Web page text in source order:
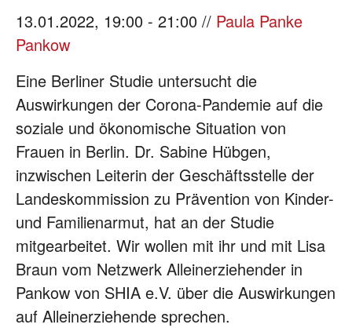
13.01.2022, 19:00 - 21:00 // Paula Panke
Pankow
Eine Berliner Studie untersucht die
Auswirkungen der Corona-Pandemie auf die
soziale und ökonomische Situation von
Frauen in Berlin. Dr. Sabine Hübgen,
inzwischen Leiterin der Geschäftsstelle der
Landeskommission zu Prävention von Kinder-
und Familienarmut, hat an der Studie
mitgearbeitet. Wir wollen mit ihr und mit Lisa
Braun vom Netzwerk Alleinerziehender in
Pankow von SHIA e.V. über die Auswirkungen
auf Alleinerziehende sprechen.